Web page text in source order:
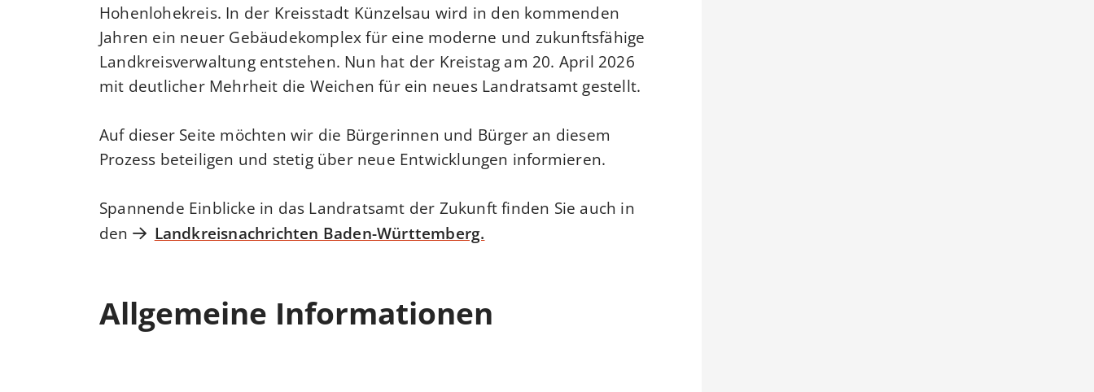
Hohenlohekreis. In der Kreisstadt Künzelsau wird in den kommenden
Jahren ein neuer Gebäudekomplex für eine moderne und zukunftsfähige
Landkreisverwaltung entstehen. Nun hat der Kreistag am 20. April 2026
mit deutlicher Mehrheit die Weichen für ein neues Landratsamt gestellt.
Auf dieser Seite möchten wir die Bürgerinnen und Bürger an diesem
Prozess beteiligen und stetig über neue Entwicklungen informieren.
Spannende Einblicke in das Landratsamt der Zukunft finden Sie auch in
den
Landkreisnachrichten Baden-Württemberg.
Allgemeine Informationen